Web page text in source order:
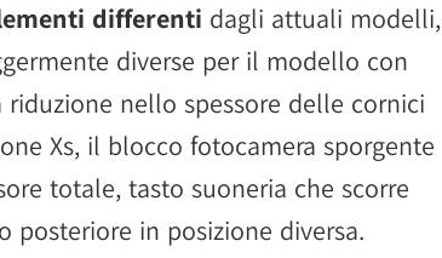
differenti dagli attuali modelli,
diverse per il modello con
nello spessore delle cornici
Xs, il blocco fotocamera sporgente
totale, tasto suoneria che scorre
posteriore in posizione diversa.